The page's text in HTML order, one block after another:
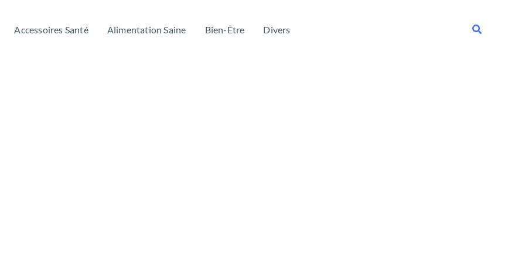
Accessoires Santé Alimentation Saine Bien-Être Divers Rechercher